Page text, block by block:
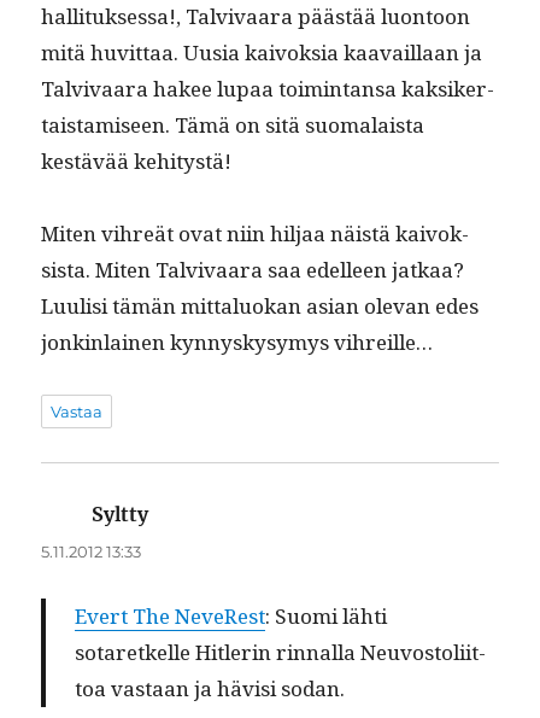
hal­li­tuk­ses­sa!, Tal­vi­vaara päästää luon­toon
mitä huvit­taa. Uusia kai­vok­sia kaavail­laan ja
Tal­vi­vaara hakee lupaa toim­intansa kak­sik­er­
tais­tamiseen. Tämä on sitä suo­ma­laista
kestävää kehitystä!
Miten vihreät ovat niin hil­jaa näistä kai­vok­
sista. Miten Tal­vi­vaara saa edelleen jatkaa?
Luulisi tämän mit­talu­okan asian ole­van edes
jonkin­lainen kyn­nyskysymys vihreille…
Vastaa
Sylttysanoo:
5.11.2012 13:33
Evert The NeveR­est: Suo­mi lähti
sotaretkelle Hit­lerin rin­nal­la Neu­vos­toli­it­
toa vas­taan ja hävisi sodan.